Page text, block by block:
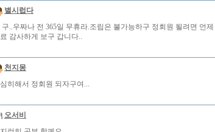
별시럽다
구..우짜나 전 365일 무휴라.조립은 불가능하구 정회원 될려면 언
감사하게 보구 갑니다..
천지몽
히해서 정회원 되자구여...
오서비